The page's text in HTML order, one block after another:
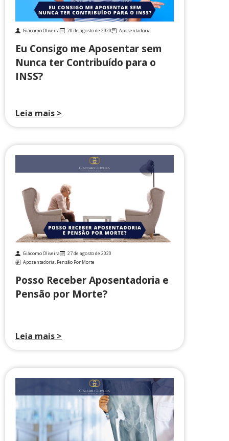
Giácomo Oliveira 20 de agosto de 2020 Aposentadoria
Eu Consigo me Aposentar sem
Nunca ter Contribuído para o
INSS?
Leia mais >
Giácomo Oliveira
27 de agosto de 2020
Aposentadoria, Pensão Por Morte
Posso Receber Aposentadoria e
Pensão por Morte?
Leia mais >